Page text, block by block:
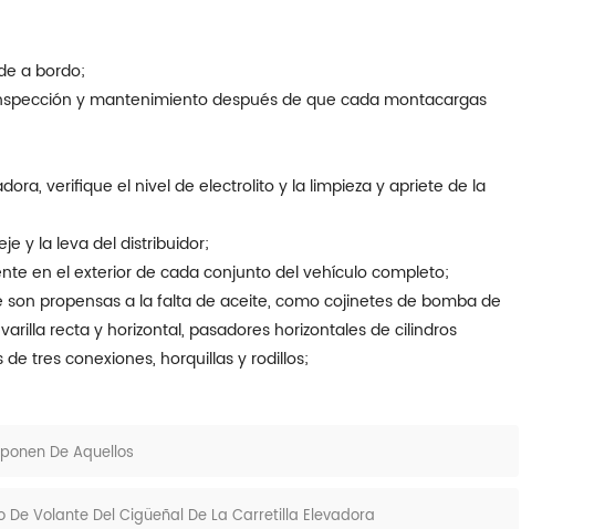
a bordo;
y mantenimiento después de que cada montacargas
verifique el nivel de electrolito y la limpieza y apriete de la
y la leva del distribuidor;
en el exterior de cada conjunto del vehículo completo;
propensas a la falta de aceite, como cojinetes de bomba de
recta y horizontal, pasadores horizontales de cilindros
tres conexiones, horquillas y rodillos;
De Aquellos
Volante Del Cigüeñal De La Carretilla Elevadora